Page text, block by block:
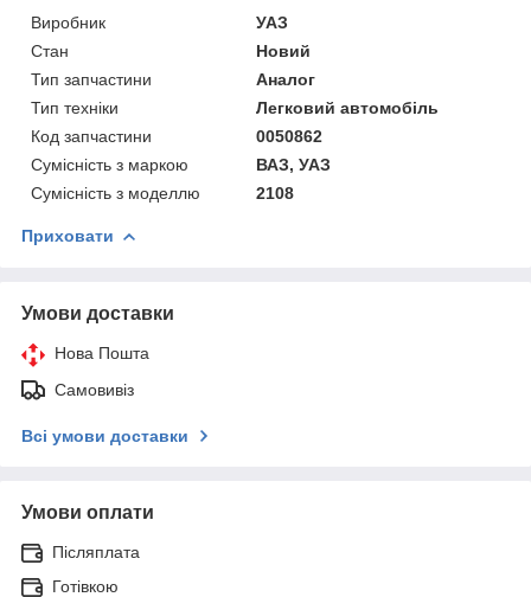
Виробник
УАЗ
Стан
Новий
Тип запчастини
Аналог
Тип техніки
Легковий автомобіль
Код запчастини
0050862
Сумісність з маркою
ВАЗ, УАЗ
Сумісність з моделлю
2108
Приховати
Умови доставки
Нова Пошта
Самовивіз
Всі умови доставки
Умови оплати
Післяплата
Готівкою